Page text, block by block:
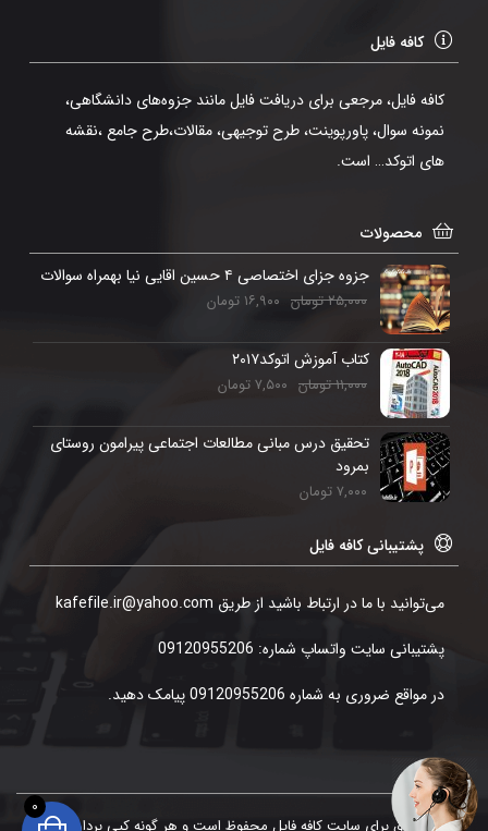
کافه فایل
کافه فایل، مرجعی برای دریافت فایل مانند جزوه‌های دانشگاهی،
نمونه سوال، پاورپوینت، طرح توجیهی، مقالات،طرح جامع ،نقشه
های اتوکد… است.
محصولات
جزوه جزای اختصاصی ۴ حسین اقایی نیا بهمراه سوالات
۲۵,۰۰۰تومان ۱۶,۹۰۰ تومان
کتاب آموزش اتوکد۲۰۱۷
۱۱,۰۰۰تومان ۷,۵۰۰تومان
تحقیق درس مبانی مطالعات اجتماعی پیرامون روستای
بمرود
۷,۰۰۰تومان
پشتیبانی کافه فایل
می‌توانید با ما در ارتباط باشید از طریق kafefile.ir@yahoo.com
پشتیبانی سایت واتساپ شماره: 09120955206
در مواقع ضروری به شماره 09120955206 پیامک دهید.
تمامی حقوق برای سایت کافه فایل محفوظ است و هر گونه کپی برداری موجب
0